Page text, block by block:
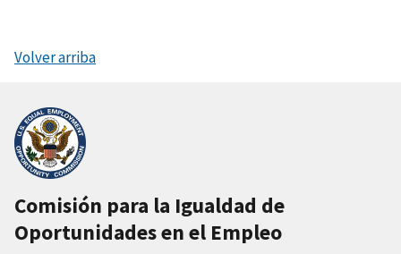
Volver arriba
Comisión para la Igualdad de
Oportunidades en el Empleo